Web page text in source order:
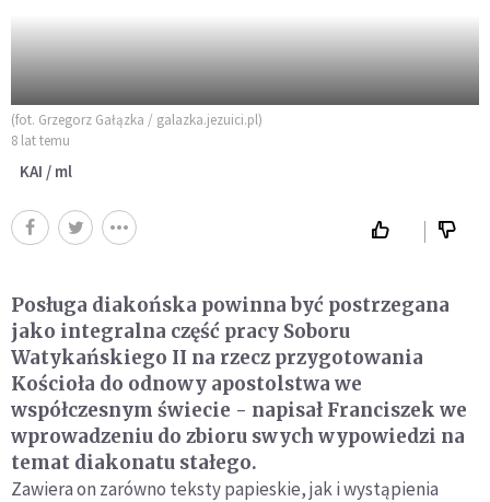
(fot. Grzegorz Gałązka / galazka.jezuici.pl)
8 lat temu
KAI / ml
Posługa diakońska powinna być postrzegana
jako integralna część pracy Soboru
Watykańskiego II na rzecz przygotowania
Kościoła do odnowy apostolstwa we
współczesnym świecie - napisał Franciszek we
wprowadzeniu do zbioru swych wypowiedzi na
temat diakonatu stałego.
Zawiera on zarówno teksty papieskie, jak i wystąpienia